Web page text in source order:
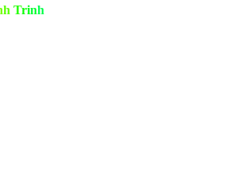
h Trinh